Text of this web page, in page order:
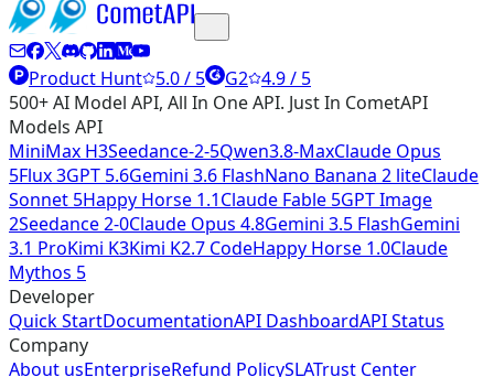
Product Hunt 5.0 / 5 G2 4.9 / 5
500+ AI Model API, All In One API. Just In CometAPI
Models API
MiniMax H3Seedance-2-5Qwen3.8-MaxClaude Opus
5Flux 3GPT 5.6Gemini 3.6 FlashNano Banana 2 liteClaude
Sonnet 5Happy Horse 1.1Claude Fable 5GPT Image
2Seedance 2-0Claude Opus 4.8Gemini 3.5 FlashGemini
3.1 ProKimi K3Kimi K2.7 CodeHappy Horse 1.0Claude
Mythos 5
Developer
Quick StartDocumentationAPI DashboardAPI Status
Company
About usEnterpriseRefund PolicySLATrust Center